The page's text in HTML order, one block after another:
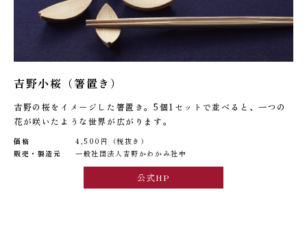
吉野小桜（箸置き）
吉野の桜をイメージした箸置き。5個1セットで並べると、一つの
花が咲いたような世界が広がります。
価格
4,500円（税抜き）
販売・製造元
一般社団法人吉野かわかみ社中
公式HP